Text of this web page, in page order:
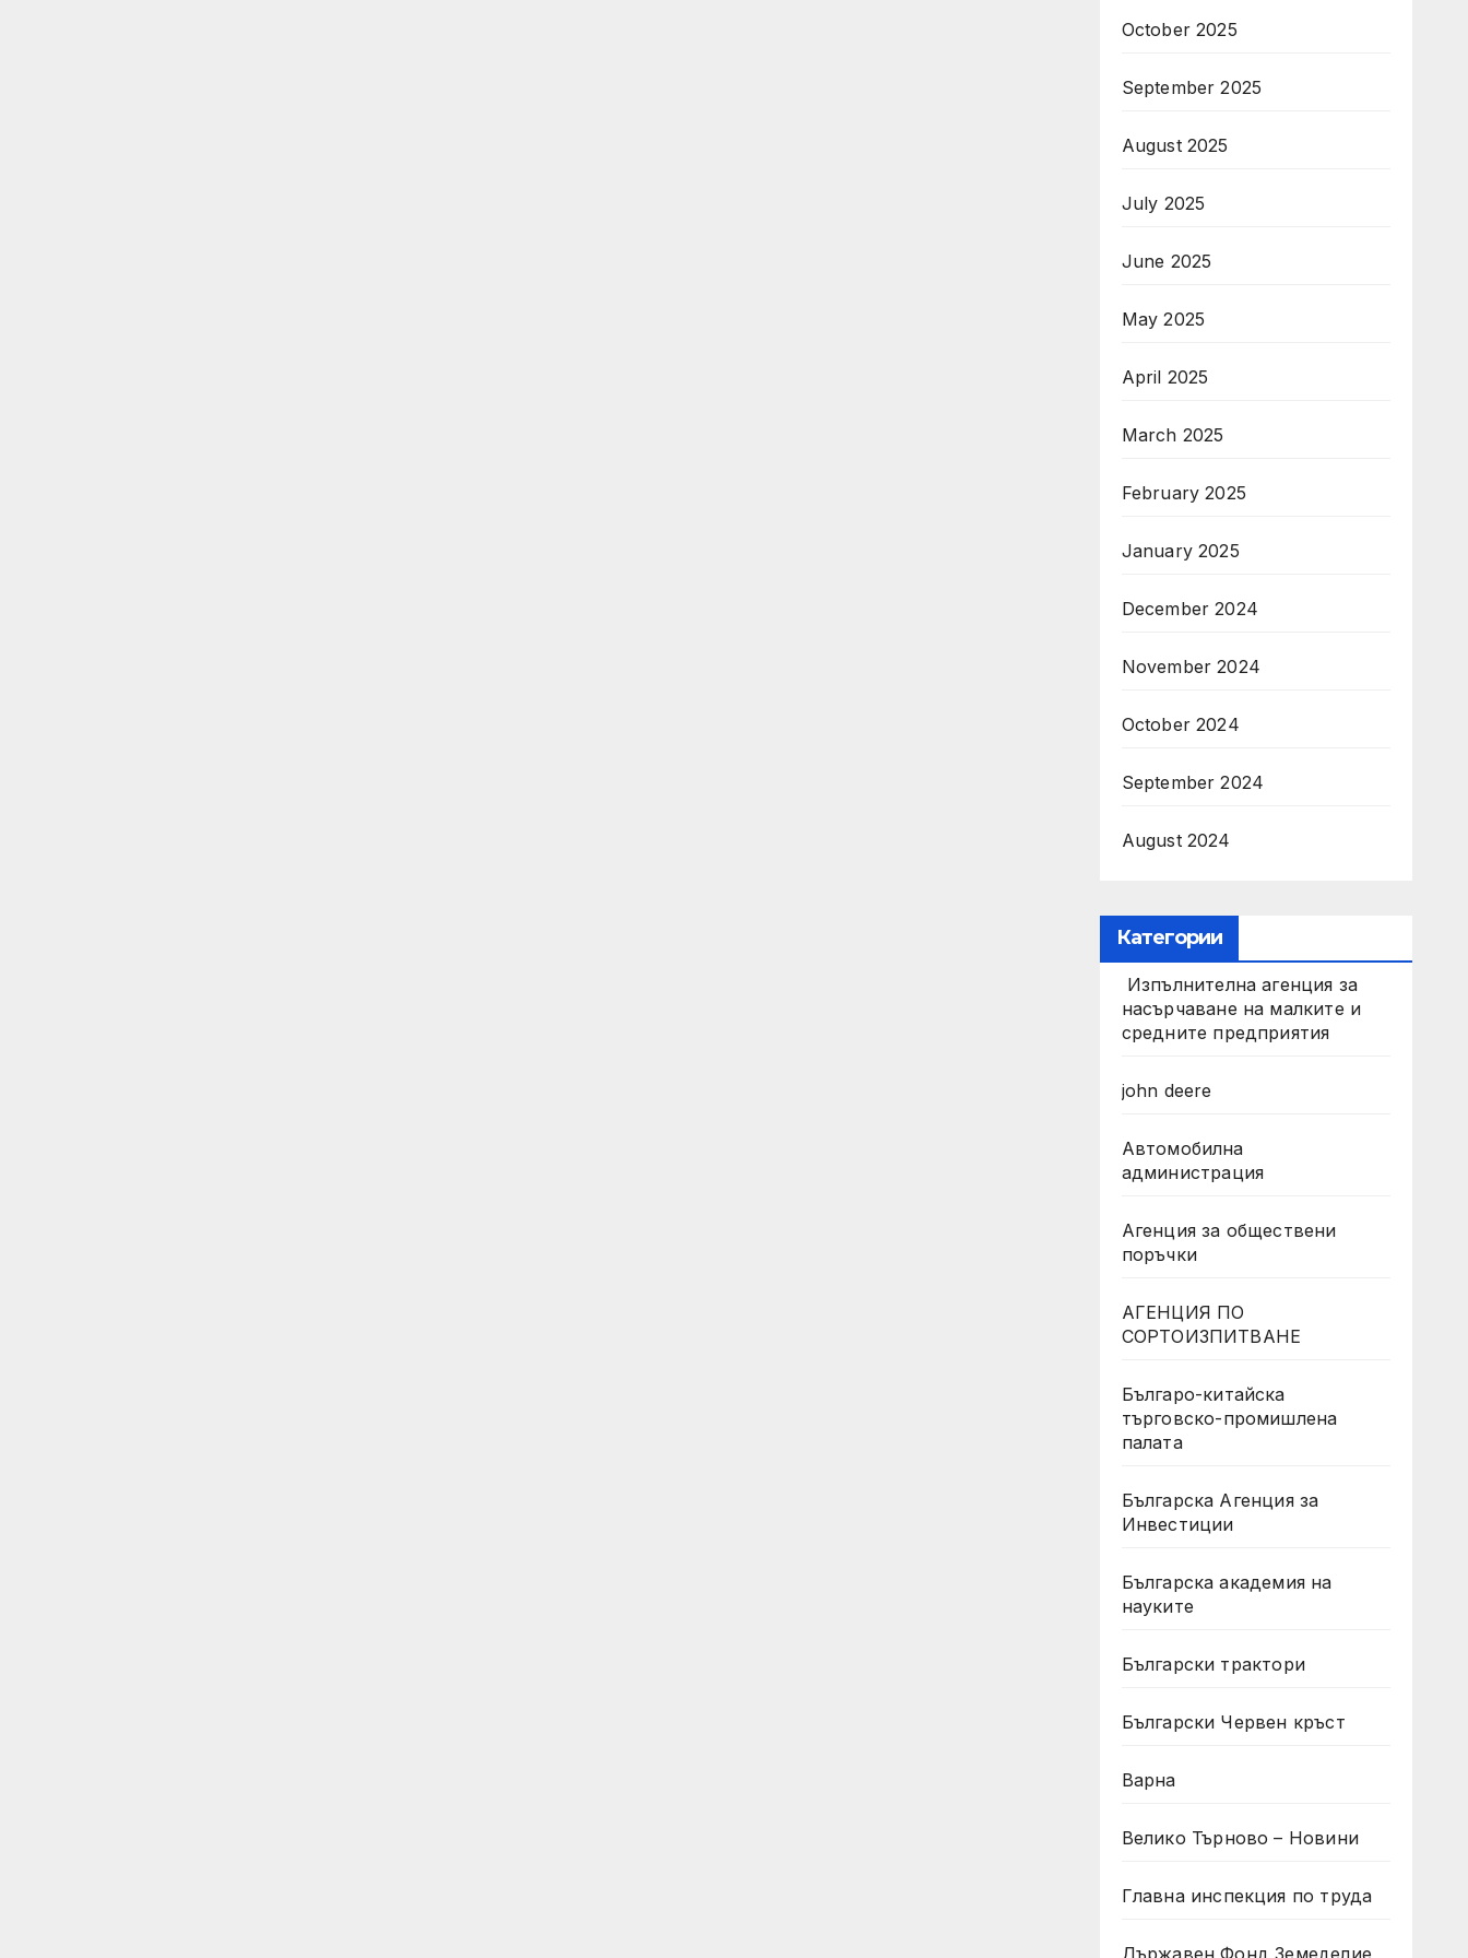
October 2025
September 2025
August 2025
July 2025
June 2025
May 2025
April 2025
March 2025
February 2025
January 2025
December 2024
November 2024
October 2024
September 2024
August 2024
Категории
Изпълнителна агенция за
насърчаване на малките и
средните предприятия
john deere
Автомобилна
администрация
Агенция за обществени
поръчки
АГЕНЦИЯ ПО
СОРТОИЗПИТВАНЕ
Българо-китайска
търговско-промишлена
палата
Българска Агенция за
Инвестиции
Българска академия на
науките
Български трактори
Български Червен кръст
Варна
Велико Търново – Новини
Главна инспекция по труда
Държавен Фонд Земеделие